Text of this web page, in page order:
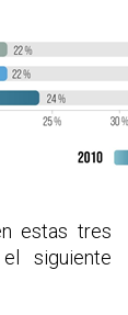
estas tres
siguiente